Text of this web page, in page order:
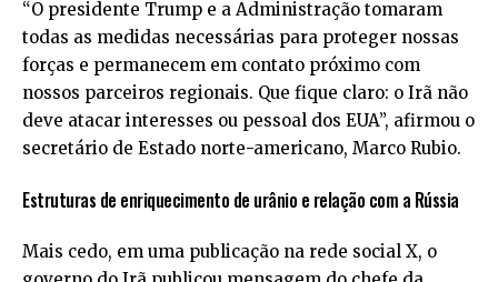
“O presidente Trump e a Administração tomaram
todas as medidas necessárias para proteger nossas
forças e permanecem em contato próximo com
nossos parceiros regionais. Que fique claro: o Irã não
deve atacar interesses ou pessoal dos EUA”, afirmou o
secretário de Estado norte-americano, Marco Rubio.
Estruturas de enriquecimento de urânio e relação com a Rússia
Mais cedo, em uma publicação na rede social X, o